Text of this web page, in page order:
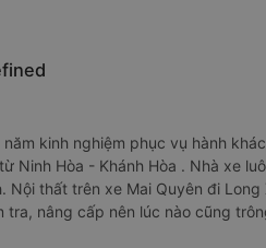
kinh nghiệm phục vụ hành
Ninh Hòa - Khánh Hòa . Nhà xe
Nội thất trên xe Mai Quyên đi
nâng cấp nên lúc nào cũng